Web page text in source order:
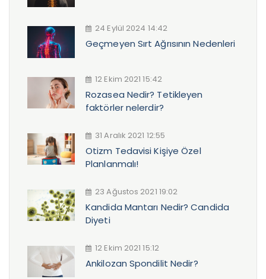
24 Eylül 2024 14:42
Geçmeyen Sırt Ağrısının Nedenleri
12 Ekim 2021 15:42
Rozasea Nedir? Tetikleyen
faktörler nelerdir?
31 Aralık 2021 12:55
Otizm Tedavisi Kişiye Özel
Planlanmalı!
23 Ağustos 2021 19:02
Kandida Mantarı Nedir? Candida
Diyeti
12 Ekim 2021 15:12
Ankilozan Spondilit Nedir?